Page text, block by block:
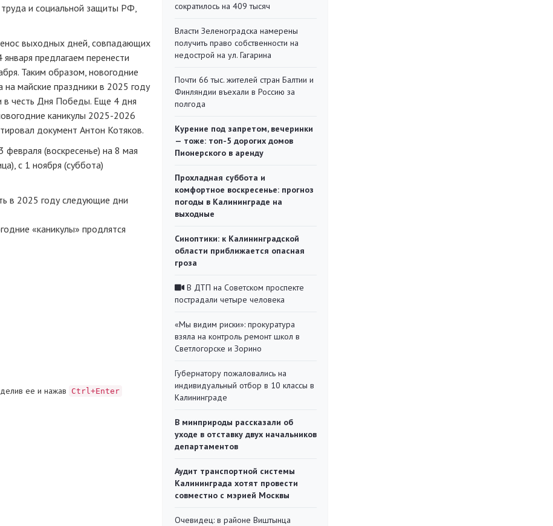
и социальной защиты РФ,
выходных дней, совпадающих
предлагаем перенести
Таким образом, новогодние
майские праздники в 2025 году
в честь Дня Победы. Еще 4 дня
каникулы 2025-2026
документ Антон Котяков.
(воскресенье) на 8 мая
с 1 ноября (суббота)
в 2025 году следующие дни
«каникулы» продлятся
ее и нажав Ctrl+Enter
сократилось на 409 тысяч
Власти Зеленоградска намерены
получить право собственности на
недострой на ул. Гагарина
Почти 66 тыс. жителей стран Балтии и
Финляндии въехали в Россию за
полгода
Курение под запретом, вечеринки
— тоже: топ-5 дорогих домов
Пионерского в аренду
Прохладная суббота и
комфортное воскресенье: прогноз
погоды в Калининграде на
выходные
Синоптики: к Калининградской
области приближается опасная
гроза
В ДТП на Советском проспекте
пострадали четыре человека
«Мы видим риски»: прокуратура
взяла на контроль ремонт школ в
Светлогорске и Зорино
Губернатору пожаловались на
индивидуальный отбор в 10 классы в
Калининграде
В минприроды рассказали об
уходе в отставку двух начальников
департаментов
Аудит транспортной системы
Калининграда хотят провести
совместно с мэрией Москвы
Очевидец: в районе Виштынца